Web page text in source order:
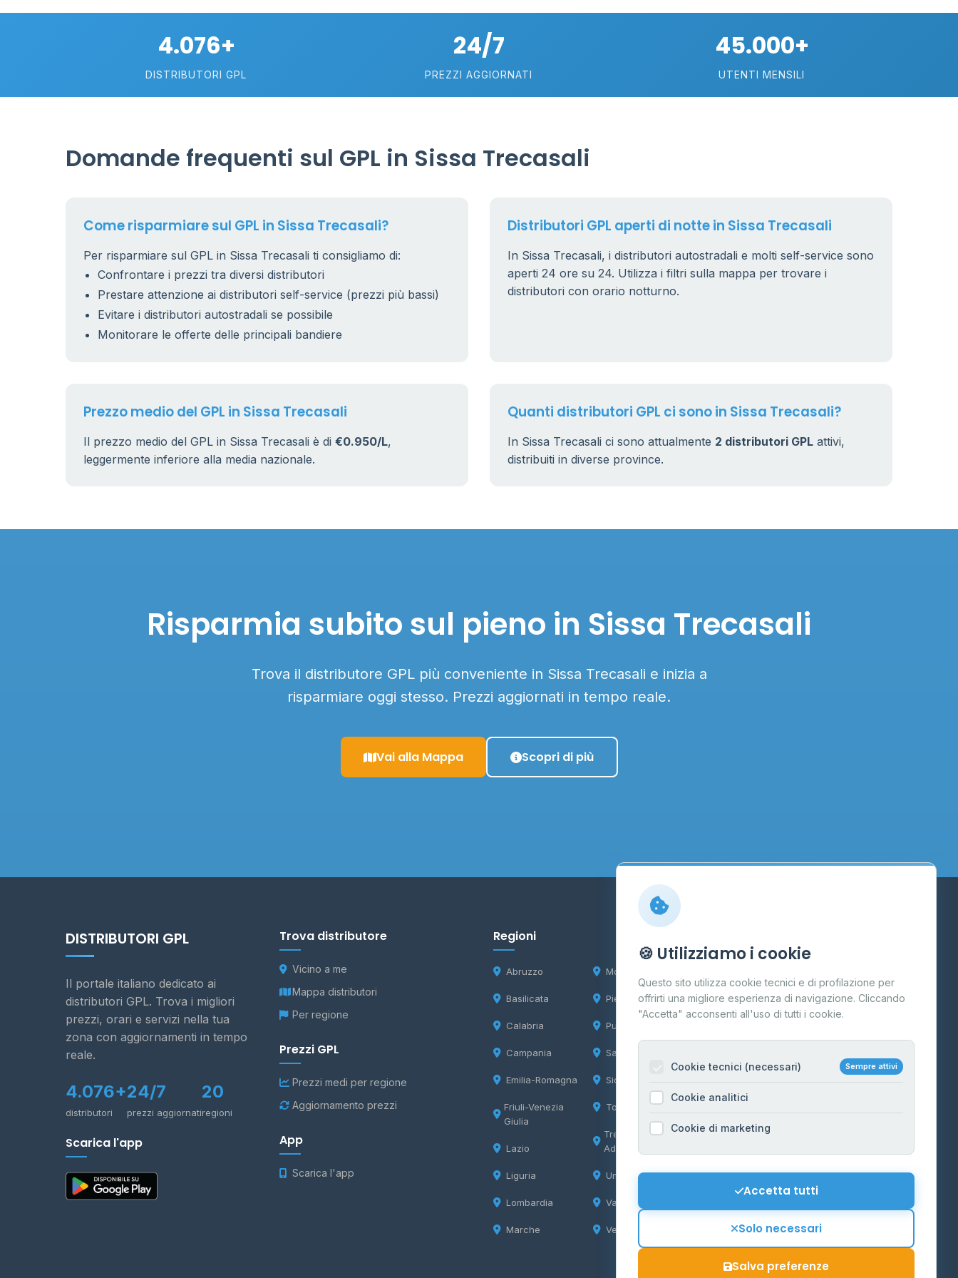
11
6
18
0.899 €
0.779 €
4.076+
DISTRIBUTORI GPL
24/7
PREZZI AGGIORNATI
45.000+
UTENTI MENSILI
Domande frequenti sul GPL in Sissa Trecasali
Come risparmiare sul GPL in Sissa Trecasali?
Per risparmiare sul GPL in Sissa Trecasali ti consigliamo di:
Confrontare i prezzi tra diversi distributori
Prestare attenzione ai distributori self-service (prezzi più bassi)
Evitare i distributori autostradali se possibile
Monitorare le offerte delle principali bandiere
Distributori GPL aperti di notte in Sissa Trecasali
In Sissa Trecasali, i distributori autostradali e molti self-service sono
aperti 24 ore su 24. Utilizza i filtri sulla mappa per trovare i
distributori con orario notturno.
Prezzo medio del GPL in Sissa Trecasali
Il prezzo medio del GPL in Sissa Trecasali è di €0.950/L,
leggermente inferiore alla media nazionale.
Quanti distributori GPL ci sono in Sissa Trecasali?
In Sissa Trecasali ci sono attualmente 2 distributori GPL attivi,
distribuiti in diverse province.
Risparmia subito sul pieno in Sissa Trecasali
Trova il distributore GPL più conveniente in Sissa Trecasali e inizia a
risparmiare oggi stesso. Prezzi aggiornati in tempo reale.
Vai alla Mappa Scopri di più
DISTRIBUTORI GPL
Il portale italiano dedicato ai
distributori GPL. Trova i migliori
prezzi, orari e servizi nella tua
zona con aggiornamenti in tempo
reale.
4.076+
distributori
24/7
prezzi aggiornati
20
regioni
Scarica l'app
Trova distributore
Vicino a me
Mappa distributori
Per regione
Prezzi GPL
Prezzi medi per regione
Aggiornamento prezzi
App
Scarica l'app
Regioni
Abruzzo
Basilicata
Calabria
Campania
Emilia-Romagna
Friuli-Venezia
Giulia
Lazio
Liguria
Lombardia
Marche
Molise
Piemonte
Puglia
Sardegna
Sicilia
Toscana
Trentino-Alto
Adige
Umbria
Valle d'Aosta
Veneto
Contatti
Per gestori
Informazioni legali
Privacy Policy
Cookie Policy
Mappa del sito
Contattaci
🍪 Utilizziamo i cookie
Questo sito utilizza cookie tecnici e di profilazione per
offrirti una migliore esperienza di navigazione. Cliccando
"Accetta" acconsenti all'uso di tutti i cookie.
Cookie tecnici (necessari) Sempre attivi
Cookie analitici
Cookie di marketing
Accetta tutti
Solo necessari
Salva preferenze